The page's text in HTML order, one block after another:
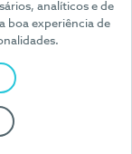
analíticos e de
boa experiência de